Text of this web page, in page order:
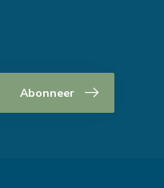
Abonneer